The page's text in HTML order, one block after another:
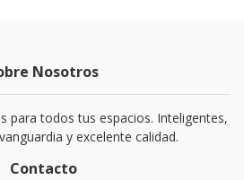
Nosotros
para todos tus espacios. Inteligentes,
y excelente calidad.
Contacto